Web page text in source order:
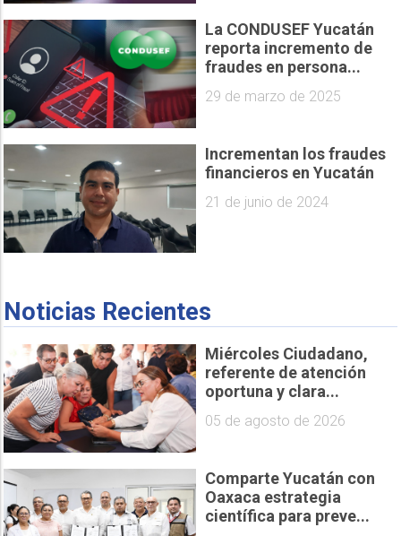
La CONDUSEF Yucatán
reporta incremento de
fraudes en persona...
29 de marzo de 2025
Incrementan los fraudes
financieros en Yucatán
21 de junio de 2024
Noticias Recientes
Miércoles Ciudadano,
referente de atención
oportuna y clara...
05 de agosto de 2026
Comparte Yucatán con
Oaxaca estrategia
científica para preve...